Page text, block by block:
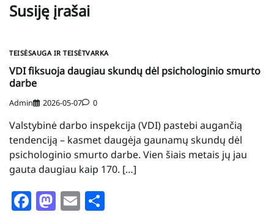
Susiję įrašai
TEISĖSAUGA IR TEISĖTVARKA
VDI fiksuoja daugiau skundų dėl psichologinio smurto
darbe
Admin 2026-05-07 0
Valstybinė darbo inspekcija (VDI) pastebi augančią
tendenciją – kasmet daugėja gaunamų skundų dėl
psichologinio smurto darbe. Vien šiais metais jų jau
gauta daugiau kaip 170. […]
Facebook
Mastodon
Email